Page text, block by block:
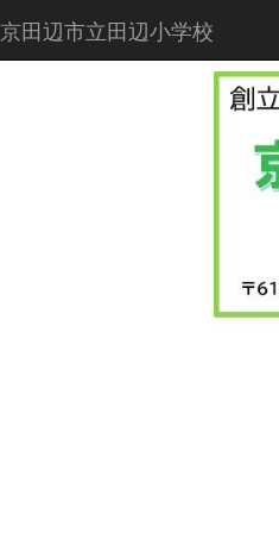
京田辺市立田辺小学校